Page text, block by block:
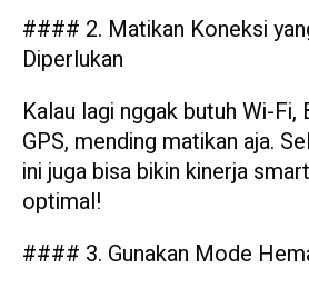
#### 2. Matikan Koneksi
Diperlukan
Kalau lagi nggak butuh Wi-
GPS, mending matikan aja.
ini juga bisa bikin kinerja
optimal!
#### 3. Gunakan Mode